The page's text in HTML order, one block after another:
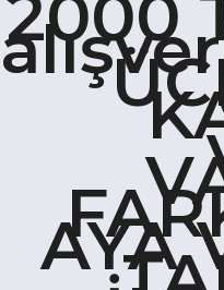
2000
AYA